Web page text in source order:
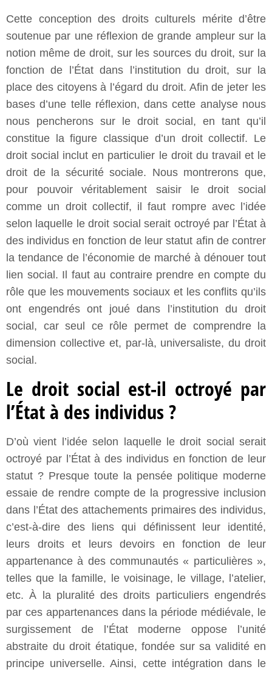
Cette conception des droits culturels mérite d’être
soutenue par une réflexion de grande ampleur sur la
notion même de droit, sur les sources du droit, sur la
fonction de l’État dans l’institution du droit, sur la
place des citoyens à l’égard du droit. Afin de jeter les
bases d’une telle réflexion, dans cette analyse nous
nous pencherons sur le droit social, en tant qu’il
constitue la figure classique d’un droit collectif. Le
droit social inclut en particulier le droit du travail et le
droit de la sécurité sociale. Nous montrerons que,
pour pouvoir véritablement saisir le droit social
comme un droit collectif, il faut rompre avec l’idée
selon laquelle le droit social serait octroyé par l’État à
des individus en fonction de leur statut afin de contrer
la tendance de l’économie de marché à dénouer tout
lien social. Il faut au contraire prendre en compte du
rôle que les mouvements sociaux et les conflits qu’ils
ont engendrés ont joué dans l’institution du droit
social, car seul ce rôle permet de comprendre la
dimension collective et, par-là, universaliste, du droit
social.
Le droit social est-il octroyé par
l’État à des individus ?
D’où vient l’idée selon laquelle le droit social serait
octroyé par l’État à des individus en fonction de leur
statut ? Presque toute la pensée politique moderne
essaie de rendre compte de la progressive inclusion
dans l’État des attachements primaires des individus,
c’est-à-dire des liens qui définissent leur identité,
leurs droits et leurs devoirs en fonction de leur
appartenance à des communautés « particulières »,
telles que la famille, le voisinage, le village, l’atelier,
etc. À la pluralité des droits particuliers engendrés
par ces appartenances dans la période médiévale, le
surgissement de l’État moderne oppose l’unité
abstraite du droit étatique, fondée sur sa validité en
principe universelle. Ainsi, cette intégration dans le